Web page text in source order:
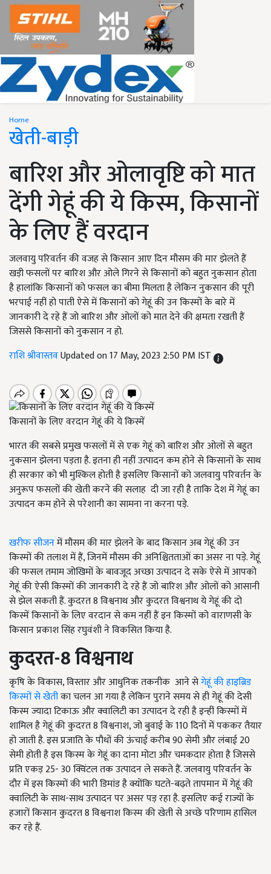
Home
खेती-बाड़ी
बारिश और ओलावृष्टि को मात
देंगी गेहूं की ये किस्म, किसानों
के लिए हैं वरदान
जलवायु परिवर्तन की वजह से किसान आए दिन मौसम की मार झेलते हैं
खड़ी फसलों पर बारिश और ओले गिरने से किसानों को बहुत नुकसान होता
है हालांकि किसानों को फसल का बीमा मिलता है लेकिन नुकसान की पूरी
भरपाई नहीं हो पाती ऐसे में किसानों को गेहूं की उन किस्मों के बारे में
जानकारी दे रहे हैं जो बारिश और ओलों को मात देने की क्षमता रखती हैं
जिससे किसानों को नुकसान न हो.
राशि श्रीवास्तवUpdated on 17 May, 2023 2:50 PM IST
किसानों के लिए वरदान गेहूं की ये किस्में
भारत की सबसे प्रमुख फसलों में से एक गेहूं को बारिश और ओलों से बहुत
नुकसान झेलना पड़ता है. इतना ही नहीं उत्पादन कम होने से किसानों के साथ
ही सरकार को भी मुश्किल होती है इसलिए किसानों को जलवायु परिवर्तन के
अनुरूप फसलों की खेती करने की सलाह दी जा रही है ताकि देश में गेहूं का
उत्पादन कम होने से परेशानी का सामना ना करना पड़े.
खरीफ सीजनमें मौसम की मार झेलने के बाद किसान अब गेहूं की उन
किस्मों की तलाश में हैं, जिनमें मौसम की अनिश्चितताओं का असर ना पड़े. गेहूं
की फसल तमाम जोखिमों के बावजूद अच्छा उत्पादन दे सके ऐसे में आपको
गेहूं की ऐसी किस्मों की जानकारी दे रहे हैं जो बारिश और ओलों को आसानी
से झेल सकती हैं. कुदरत 8 विश्वनाथ और कुदरत विश्वनाथ ये गेहूं की दो
किस्में किसानों के लिए वरदान से कम नहीं हैं इन किस्मों को वाराणसी के
किसान प्रकाश सिंह रघुवंशी ने विकसित किया है.
कुदरत-8विश्वनाथ
कृषि के विकास, विस्तार और आधुनिक तकनीक आने सेगेहूं की हाइब्रिड
किस्मों से खेतीका चलन आ गया है लेकिन पुराने समय से ही गेहूं की देसी
किस्म ज्यादा टिकाऊ और क्वालिटी का उत्पादन दे रही है इन्हीं किस्मों में
शामिल है गेहूं की कुदरत 8 विश्वनाश, जो बुवाई के 110 दिनों में पककर तैयार
हो जाती है. इस प्रजाति के पौधों की ऊंचाई करीब 90 सेमी और लंबाई 20
सेमी होती है इस किस्म के गेहूं का दाना मोटा और चमकदार होता है जिससे
प्रति एकड़ 25- 30 क्विंटल तक उत्पादन ले सकते हैं. जलवायु परिवर्तन के
दौर में इस किस्मों की भारी डिमांड है क्योंकि घटते-बढ़ते तापमान में गेहूं की
क्वालिटी के साथ-साथ उत्पादन पर असर पड़ रहा है. इसलिए कई राज्यों के
हजारों किसान कुदरत 8 विश्वनाश किस्म की खेती से अच्छे परिणाम हासिल
कर रहे हैं.